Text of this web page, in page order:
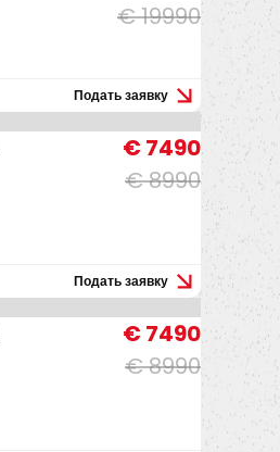
€ 19990
Подать заявку
€ 8990
€ 7490
Подать заявку
€ 8990
€ 7490